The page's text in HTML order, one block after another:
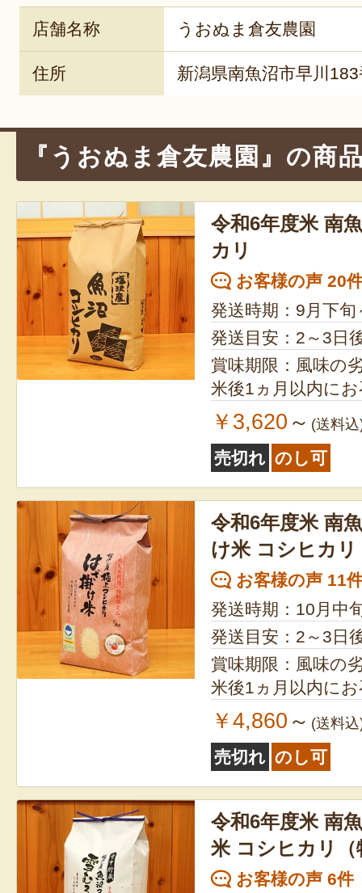
店舗名称 うおぬま倉友農園
住所 新潟県南魚沼市早川
『うおぬま倉友農園』の商
令和6年度米 南
カリ
お客様の声 20
発送時期：9月下旬
発送目安：2～3日
賞味期限：風味の
米後1ヵ月以内に
￥3,620 ～ (送料
売切れ のし可
令和6年度米 南
け米 コシヒカ
お客様の声 11
発送時期：10月中
発送目安：2～3日
賞味期限：風味の
米後1ヵ月以内に
￥4,860 ～ (送料
売切れ のし可
令和6年度米 南
米 コシヒカリ（
お客様の声 6件